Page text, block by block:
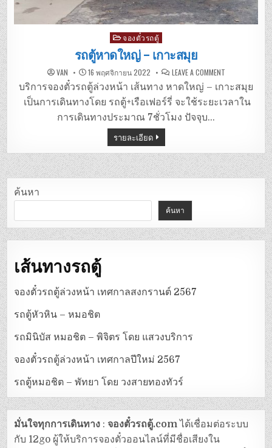
Posted
in
จองตั๋วรถตู้
รถตู้หาดใหญ่ – เกาะสมุย
VAN 16 พฤศจิกายน 2022 LEAVE A COMMENTON
ตู้
หาดใหญ่
–
เกาะสมุย
บริการจองตั๋วรถตู้ล่วงหน้า เส้นทาง หาดใหญ่ – เกาะสมุย
เป็นการเดินทางโดย รถตู้+เรือเฟอร์รี่ จะใช้ระยะเวลาใน
การเดินทางประมาณ 7ชั่วโมง ปัจจุบ…
รายละเอียด
ค้นหา
ค้นหา
เส้นทางรถตู้
จองตั๋วรถตู้ล่วงหน้า เทศกาลสงกรานต์ 2567
รถตู้หัวหิน – หมอชิต
รถมินิบัส หมอชิต – พิจิตร โดย แสวงบริการ
จองตั๋วรถตู้ล่วงหน้า เทศกาลปีใหม่ 2567
รถตู้หมอชิต – พัทยา โดย วงสายทองทัวร์
มั่นใจทุกการเดินทาง :จองตั๋วรถตู้.comได้เชื่อมต่อระบบ
กับ 12go ผู้ให้บริการจองตั๋วออนไลน์ที่มีชื่อเสียงใน